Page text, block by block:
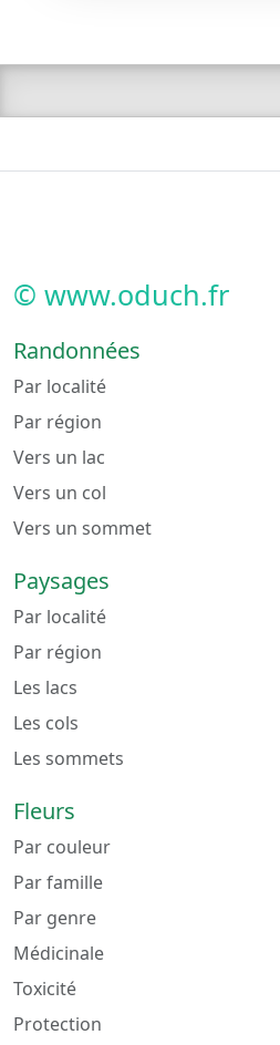
© www.oduch.fr
Randonnées
Par localité
Par région
Vers un lac
Vers un col
Vers un sommet
Paysages
Par localité
Par région
Les lacs
Les cols
Les sommets
Fleurs
Par couleur
Par famille
Par genre
Médicinale
Toxicité
Protection